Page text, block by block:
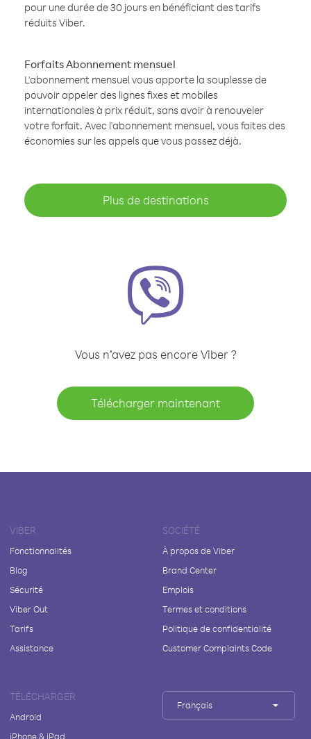
pour une durée de 30 jours en bénéficiant des tarifs
réduits Viber.
Forfaits Abonnement mensuel
L'abonnement mensuel vous apporte la souplesse de
pouvoir appeler des lignes fixes et mobiles
internationales à prix réduit, sans avoir à renouveler
votre forfait. Avec l'abonnement mensuel, vous faites des
économies sur les appels que vous passez déjà.
Plus de destinations
Vous n’avez pas encore Viber ?
Télécharger maintenant
VIBER
Fonctionnalités
Blog
Sécurité
Viber Out
Tarifs
Assistance
SOCIÉTÉ
À propos de Viber
Brand Center
Emplois
Termes et conditions
Politique de confidentialité
Customer Complaints Code
TÉLÉCHARGER
Android
iPhone & iPad
Français